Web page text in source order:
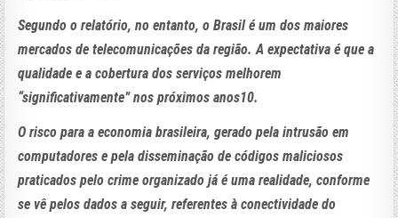
Segundo o relatório, no entanto, o Brasil é um dos maiores
mercados de telecomunicações da região. A expectativa é que a
qualidade e a cobertura dos serviços melhorem
“significativamente” nos próximos anos10.
O risco para a economia brasileira, gerado pela intrusão em
computadores e pela disseminação de códigos maliciosos
praticados pelo crime organizado já é uma realidade, conforme
se vê pelos dados a seguir, referentes à conectividade do